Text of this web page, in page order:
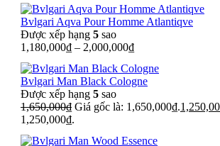
Bvlgari Aqva Pour Homme Atlantiqve
Được xếp hạng 5 sao
1,180,000₫ – 2,000,000₫
Bvlgari Man Black Cologne
Được xếp hạng 5 sao
1,650,000₫ Giá gốc là: 1,650,000₫.
1,250,000₫.